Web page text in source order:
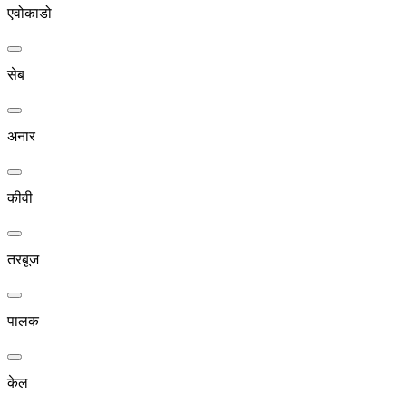
एवोकाडो
सेब
अनार
कीवी
तरबूज
पालक
केल